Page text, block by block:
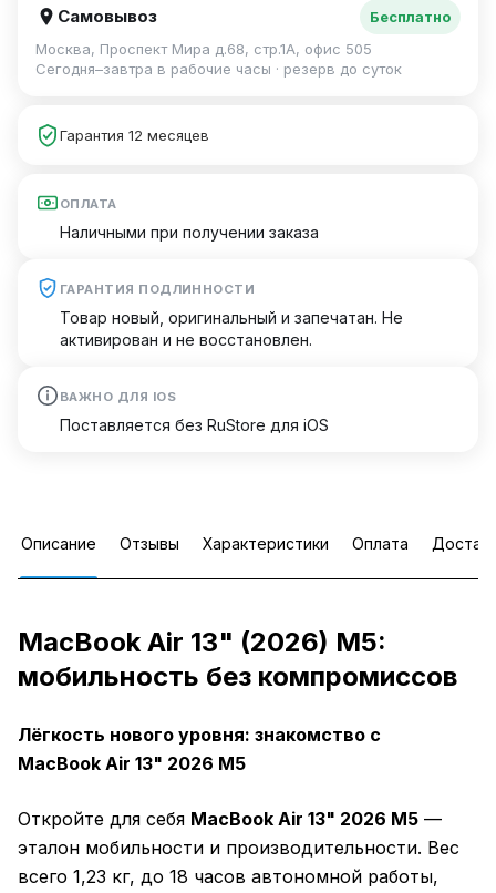
Самовывоз
Бесплатно
Москва, Проспект Мира д.68, стр.1А, офис 505
Сегодня–завтра в рабочие часы · резерв до суток
Гарантия 12 месяцев
ОПЛАТА
Наличными при получении заказа
ГАРАНТИЯ ПОДЛИННОСТИ
Товар новый, оригинальный и запечатан. Не
активирован и не восстановлен.
ВАЖНО ДЛЯ IOS
Поставляется без RuStore для iOS
Описание Отзывы Характеристики Оплата
MacBook Air 13" (2026) M5:
мобильность без компромиссов
Лёгкость нового уровня: знакомство с
MacBook Air 13" 2026 M5
Откройте для себя MacBook Air 13" 2026 M5 —
эталон мобильности и производительности. Вес
всего 1,23 кг, до 18 часов автономной работы,